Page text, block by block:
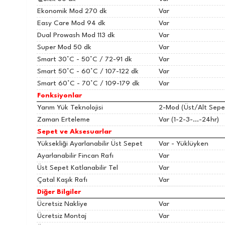
Ekonomik Mod 270 dk
Var
Easy Care Mod 94 dk
Var
Dual Prowash Mod 113 dk
Var
Super Mod 50 dk
Var
Smart 30°C - 50°C / 72-91 dk
Var
Smart 50°C - 60°C / 107-122 dk
Var
Smart 60°C - 70°C / 109-179 dk
Var
Fonksiyonlar
Yarım Yük Teknolojisi
2-Mod (Üst/Alt
Zaman Erteleme
Var (1-2-3-...-24hr)
Sepet ve Aksesuarlar
Yüksekliği Ayarlanabilir Üst Sepet
Var - Yüklüyken
Ayarlanabilir Fincan Rafı
Var
Üst Sepet Katlanabilir Tel
Var
Çatal Kaşık Rafı
Var
Diğer Bilgiler
Ücretsiz Nakliye
Var
Ücretsiz Montaj
Var